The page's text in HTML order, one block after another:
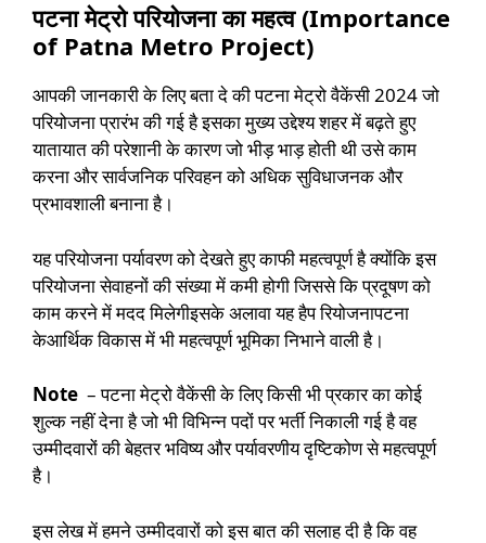
पटना मेट्रो परियोजना का महत्व (Importance
of Patna Metro Project)
आपकी जानकारी के लिए बता दे की पटना मेट्रो वैकेंसी 2024 जो
परियोजना प्रारंभ की गई है इसका मुख्य उद्देश्य शहर में बढ़ते हुए
यातायात की परेशानी के कारण जो भीड़ भाड़ होती थी उसे काम
करना और सार्वजनिक परिवहन को अधिक सुविधाजनक और
प्रभावशाली बनाना है।
यह परियोजना पर्यावरण को देखते हुए काफी महत्वपूर्ण है क्योंकि इस
परियोजना सेवाहनों की संख्या में कमी होगी जिससे कि प्रदूषण को
काम करने में मदद मिलेगीइसके अलावा यह हैप रियोजनापटना
केआर्थिक विकास में भी महत्वपूर्ण भूमिका निभाने वाली है।
Note – पटना मेट्रो वैकेंसी के लिए किसी भी प्रकार का कोई
शुल्क नहीं देना है जो भी विभिन्न पदों पर भर्ती निकाली गई है वह
उम्मीदवारों की बेहतर भविष्य और पर्यावरणीय दृष्टिकोण से महत्वपूर्ण
है।
इस लेख में हमने उम्मीदवारों को इस बात की सलाह दी है कि वह